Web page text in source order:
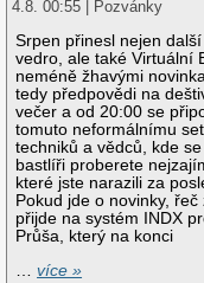
4.8. 00:55 | Pozvánky
Srpen přinesl nejen
vedro, ale také Virtuální
neméně žhavými
tedy předpovědi na
večer a od 20:00 se
tomuto neformálnímu
techniků a vědců, kde
bastlíři proberete
které jste narazili za
Pokud jde o novinky, řeč
přijde na systém INDX
Průša, který na konci
…více »